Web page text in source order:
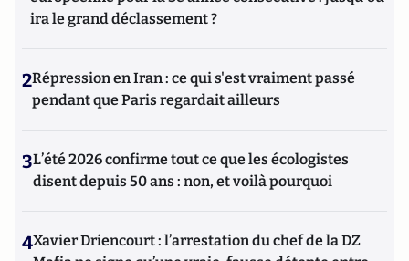
ira le grand déclassement ?
2Répression en Iran : ce qui s'est vraiment passé
pendant que Paris regardait ailleurs
3L’été 2026 confirme tout ce que les écologistes
disent depuis 50 ans : non, et voilà pourquoi
4Xavier Driencourt : l’arrestation du chef de la DZ